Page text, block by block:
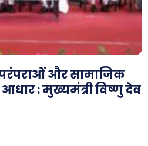
और सामाजिक
: मुख्यमंत्री विष्णु देव